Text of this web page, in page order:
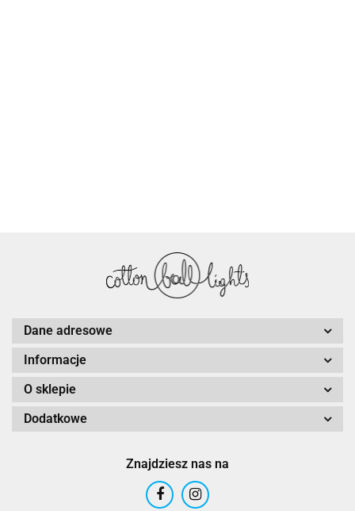
Dane adresowe
Informacje
O sklepie
Dodatkowe
Znajdziesz nas na